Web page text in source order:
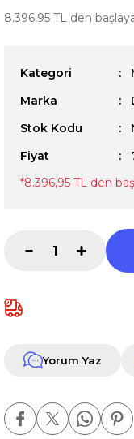
8.396,95 TL den
Kategori
Marka
Stok Kodu
Fiyat
*8.396,95 TL den
Yorum Yaz